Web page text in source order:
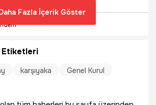
öbür gün makam odalarınıza
o koltukların, kullandığınız
imzaların asıl sahibinin millet olduğunu
Daha Fazla İçerik Göster
Etiketleri
karşıyaka
Genel Kurul